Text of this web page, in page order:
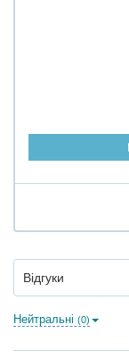
Відгуки
Нейтральні (0)